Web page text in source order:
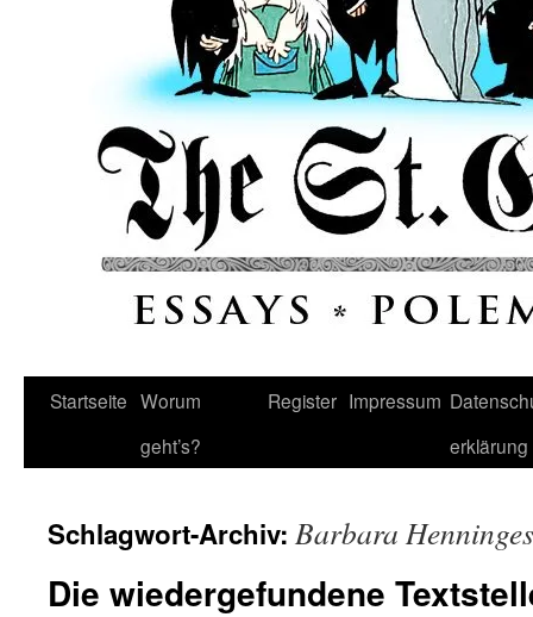
Startseite Worum
geht’s?
Register Impressum
erklärung
Schlagwort-Archiv: Barbara Henninges
Die wiedergefundene